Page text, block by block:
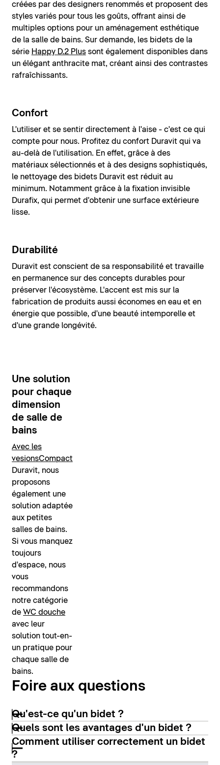
créées par des designers renommés et proposent des
styles variés pour tous les goûts, offrant ainsi de
multiples options pour un aménagement esthétique
de la salle de bains. Sur demande, les bidets de la
série Happy D.2 Plus sont également disponibles dans
un élégant anthracite mat, créant ainsi des contrastes
rafraîchissants.
Confort
L'utiliser et se sentir directement à l'aise - c'est ce qui
compte pour nous. Profitez du confort Duravit qui va
au-delà de l'utilisation. En effet, grâce à des
matériaux sélectionnés et à des designs sophistiqués,
le nettoyage des bidets Duravit est réduit au
minimum. Notamment grâce à la fixation invisible
Durafix, qui permet d'obtenir une surface extérieure
lisse.
Durabilité
Duravit est conscient de sa responsabilité et travaille
en permanence sur des concepts durables pour
préserver l'écosystème. L'accent est mis sur la
fabrication de produits aussi économes en eau et en
énergie que possible, d'une beauté intemporelle et
d'une grande longévité.
Une solution
pour chaque
dimension
de salle de
bains
Avec les
vesionsCompact
Duravit, nous
proposons
également une
solution adaptée
aux petites
salles de bains.
Si vous manquez
toujours
d'espace, nous
vous
recommandons
notre catégorie
de WC douche
avec leur
solution tout-en-
un pratique pour
chaque salle de
bains.
Foire aux questions
Qu'est-ce qu'un bidet ?
Quels sont les avantages d'un bidet ?
Comment utiliser correctement un bidet
?